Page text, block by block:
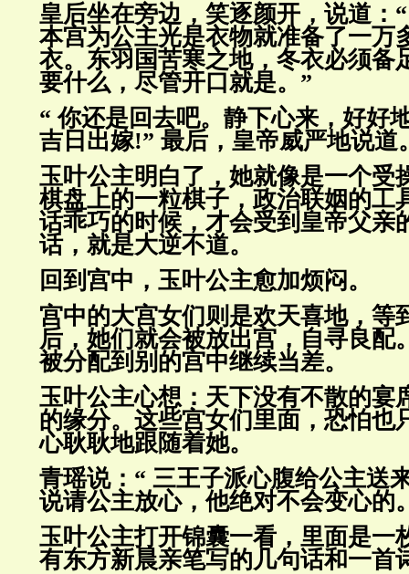
皇后坐在旁边，笑逐颜开，说道：
本宫为公主光是衣物就准备了一万
衣。东羽国苦寒之地，冬衣必须备
要什么，尽管开口就是。”
“ 你还是回去吧。静下心来，好好
吉日出嫁!” 最后，皇帝威严地说道
玉叶公主明白了，她就像是一个受
棋盘上的一粒棋子，政治联姻的工
话乖巧的时候，才会受到皇帝父亲
话，就是大逆不道。
回到宫中，玉叶公主愈加烦闷。
宫中的大宫女们则是欢天喜地，等
后，她们就会被放出宫，自寻良配
被分配到别的宫中继续当差。
玉叶公主心想：天下没有不散的宴
的缘分。这些宫女们里面，恐怕也
心耿耿地跟随着她。
青瑶说：“ 三王子派心腹给公主送
说请公主放心，他绝对不会变心的
玉叶公主打开锦囊一看，里面是一
有东方新晨亲笔写的几句话和一首